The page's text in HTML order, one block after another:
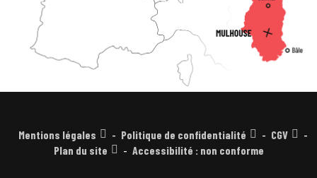
Mentions légales Politique de confidentialité
CGV
Plan du site
Accessibilité : non conforme